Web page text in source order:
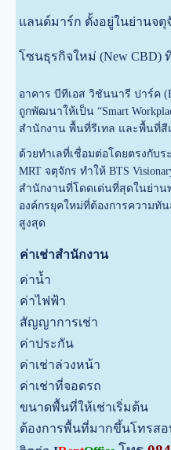
แลนด์มาร์ก ตั้งอยู่ในย่านจตุ
โซนธุรกิจใหม่ (New CBD)
อาคาร บีทีเอส วิชันนารี ปาร์ค
ถูกพัฒนาให้เป็น “Smart
สำนักงาน พื้นที่รีเทล และพื้นที่สี
ด้วยทำเลที่เชื่อมต่อโดยตรงกับ
MRT จตุจักร ทำให้ BTS
สำนักงานที่โดดเด่นที่สุดในย่า
องค์กรยุคใหม่ที่ต้องการความทั
สูงสุด
ค่าเช่าสำนักงาน
ค่าน้ำ
ค่าไฟฟ้า
สัญญาการเช่า
ค่าประกัน
ค่าเช่าล่วงหน้า
ค่าเช่าที่จอดรถ
ขนาดพื้นที่ให้เช่าเริ่มต้น
ต้องการพื้นที่มากขึ้นโทรสอ